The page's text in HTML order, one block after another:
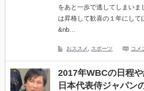
をあと一歩で逃してしまいま
は昇格して歓喜の１年にして
&nb…
おススメ スポーツ コメ
2017年WBCの日程
日本代表侍ジャパン